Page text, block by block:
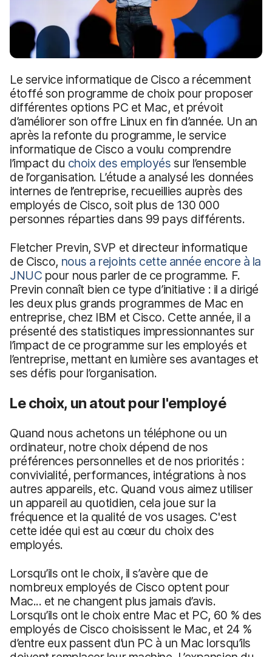
Le service informatique de Cisco a récemment
étoffé son programme de choix pour proposer
différentes options PC et Mac, et prévoit
d’améliorer son offre Linux en fin d’année. Un an
après la refonte du programme, le service
informatique de Cisco a voulu comprendre
l’impact du choix des employés sur l’ensemble
de l’organisation. L’étude a analysé les données
internes de l’entreprise, recueillies auprès des
employés de Cisco, soit plus de 130 000
personnes réparties dans 99 pays différents.
Fletcher Previn, SVP et directeur informatique
de Cisco, nous a rejoints cette année encore à la
JNUC pour nous parler de ce programme. F.
Previn connaît bien ce type d’initiative : il a dirigé
les deux plus grands programmes de Mac en
entreprise, chez IBM et Cisco. Cette année, il a
présenté des statistiques impressionnantes sur
l’impact de ce programme sur les employés et
l’entreprise, mettant en lumière ses avantages et
ses défis pour l’organisation.
Le choix, un atout pour l'employé
Quand nous achetons un téléphone ou un
ordinateur, notre choix dépend de nos
préférences personnelles et de nos priorités :
convivialité, performances, intégrations à nos
autres appareils, etc. Quand vous aimez utiliser
un appareil au quotidien, cela joue sur la
fréquence et la qualité de vos usages. C'est
cette idée qui est au cœur du choix des
employés.
Lorsqu’ils ont le choix, il s’avère que de
nombreux employés de Cisco optent pour
Mac... et ne changent plus jamais d’avis.
Lorsqu’ils ont le choix entre Mac et PC, 60 % des
employés de Cisco choisissent le Mac, et 24 %
d’entre eux passent d’un PC à un Mac lorsqu’ils